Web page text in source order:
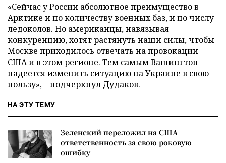
«Сейчас у России абсолютное преимущество в
Арктике и по количеству военных баз, и по числу
ледоколов. Но американцы, навязывая
конкуренцию, хотят растянуть наши силы, чтобы
Москве приходилось отвечать на провокации
США и в этом регионе. Тем самым Вашингтон
надеется изменить ситуацию на Украине в свою
пользу», – подчеркнул Дудаков.
НА ЭТУ ТЕМУ
Зеленский переложил на США
ответственность за свою роковую
ошибку